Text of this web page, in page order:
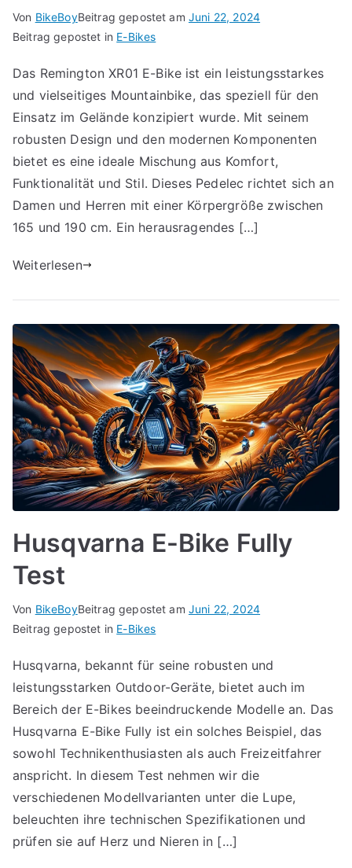
Von BikeBoyBeitrag gepostet am Juni 22, 2024
Beitrag gepostet in E-Bikes
Das Remington XR01 E-Bike ist ein leistungsstarkes
und vielseitiges Mountainbike, das speziell für den
Einsatz im Gelände konzipiert wurde. Mit seinem
robusten Design und den modernen Komponenten
bietet es eine ideale Mischung aus Komfort,
Funktionalität und Stil. Dieses Pedelec richtet sich an
Damen und Herren mit einer Körpergröße zwischen
165 und 190 cm. Ein herausragendes […]
Weiterlesen
Husqvarna E-Bike Fully
Test
Von BikeBoyBeitrag gepostet am Juni 22, 2024
Beitrag gepostet in E-Bikes
Husqvarna, bekannt für seine robusten und
leistungsstarken Outdoor-Geräte, bietet auch im
Bereich der E-Bikes beeindruckende Modelle an. Das
Husqvarna E-Bike Fully ist ein solches Beispiel, das
sowohl Technikenthusiasten als auch Freizeitfahrer
anspricht. In diesem Test nehmen wir die
verschiedenen Modellvarianten unter die Lupe,
beleuchten ihre technischen Spezifikationen und
prüfen sie auf Herz und Nieren in […]